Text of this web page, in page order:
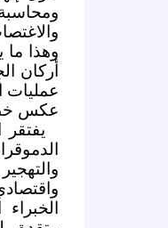
وهذا
أركان
عمليات
عكس